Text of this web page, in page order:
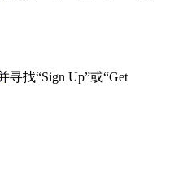
寻找“Sign Up”或“Get